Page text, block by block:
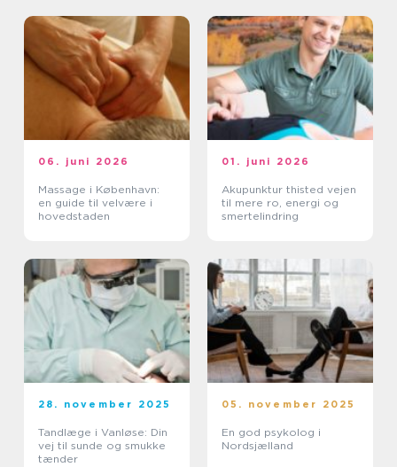
06. juni 2026
Massage i København:
en guide til velvære i
hovedstaden
01. juni 2026
Akupunktur thisted vejen
til mere ro, energi og
smertelindring
28. november 2025
Tandlæge i Vanløse: Din
vej til sunde og smukke
tænder
05. november 2025
En god psykolog i
Nordsjælland